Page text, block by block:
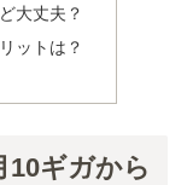
大丈夫？
ットは？
10ギガから